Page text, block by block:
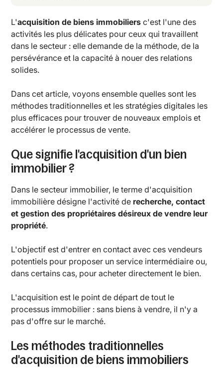
L'acquisition de biens immobiliers c'est l'une des
activités les plus délicates pour ceux qui travaillent
dans le secteur : elle demande de la méthode, de la
persévérance et la capacité à nouer des relations
solides.
Dans cet article, voyons ensemble quelles sont les
méthodes traditionnelles et les stratégies digitales les
plus efficaces pour trouver de nouveaux emplois et
accélérer le processus de vente.
Que signifie l'acquisition d'un bien
immobilier ?
Dans le secteur immobilier, le terme d'acquisition
immobilière désigne l'activité de recherche, contact
et gestion des propriétaires désireux de vendre leur
propriété.
L'objectif est d'entrer en contact avec ces vendeurs
potentiels pour proposer un service intermédiaire ou,
dans certains cas, pour acheter directement le bien.
L'acquisition est le point de départ de tout le
processus immobilier : sans biens à vendre, il n'y a
pas d'offre sur le marché.
Les méthodes traditionnelles
d'acquisition de biens immobiliers